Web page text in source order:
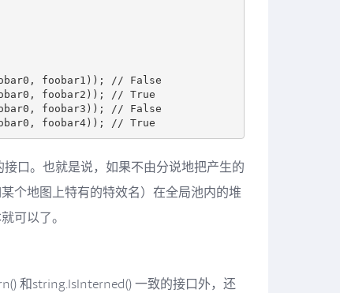
foobar1)); // False
foobar2)); // True
foobar3)); // False
口。也就是说，如果不由分说地把产生的
个地图上特有的特效名）在全局池内的堆
可以了。
和string.IsInterned() 一致的接口外，还